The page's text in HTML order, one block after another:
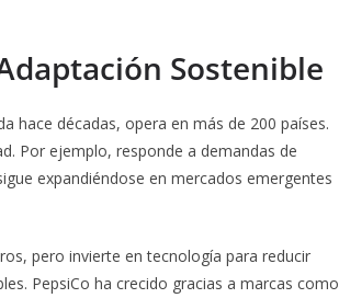
Sostenible
hace décadas, opera en más de 200 países.
Por ejemplo, responde a demandas de
expandiéndose en mercados emergentes
pero invierte en tecnología para reducir
PepsiCo ha crecido gracias a marcas como